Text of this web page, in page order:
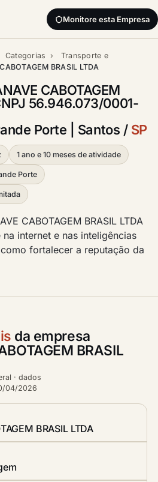
Monitore esta Empresa
Categorias ›
Transporte e
BRASIL LTDA
CABOTAGEM
56.946.073/0001-
Porte | Santos / SP
1 ano e 10 meses de atividade
Porte
CABOTAGEM BRASIL LTDA
internet e nas inteligências
fortalecer a reputação da
da empresa
BRASIL
· dados
04/2026
BRASIL LTDA